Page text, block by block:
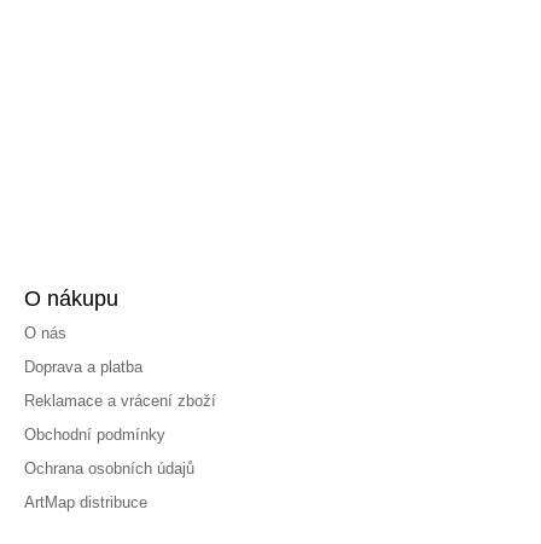
O nákupu
O nás
Doprava a platba
Reklamace a vrácení zboží
Obchodní podmínky
Ochrana osobních údajů
ArtMap distribuce